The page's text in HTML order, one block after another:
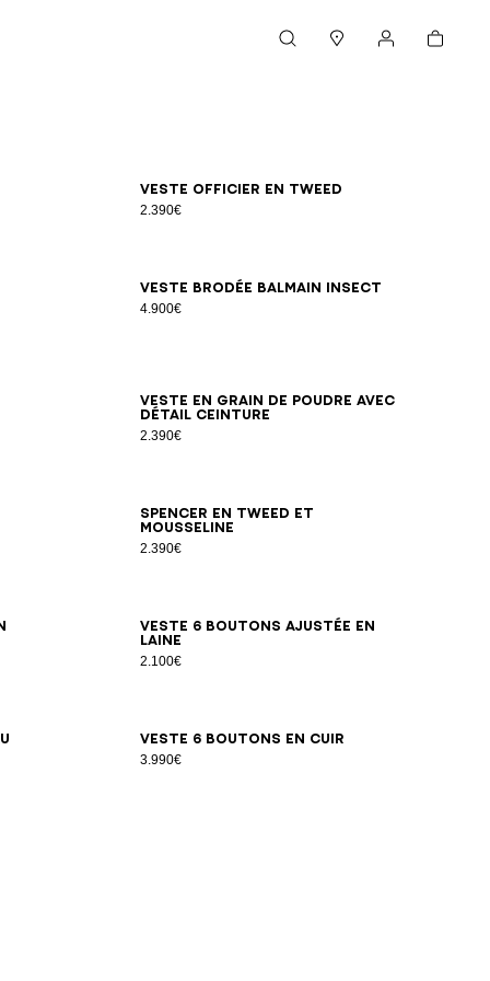
Panier
Veste officier en tweed
2.390€
3436384042
Veste brodée Balmain Insect
4.900€
34363840 42
Veste en grain de poudre avec
détail ceinture
2.390€
3436 38404244 46
Spencer en tweed et
mousseline
2.390€
3436 3840
Veste 6 boutons ajustée en
laine
2.100€
343638404244 46
Veste 6 boutons en cuir
3.990€
343638 4042